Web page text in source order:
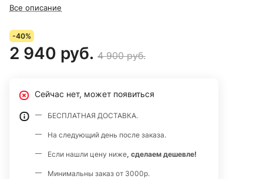
Все описание
-40%
2 940 руб. 4 900 руб.
Сейчас нет, может появиться
БЕСПЛАТНАЯ ДОСТАВКА.
На следующий день после заказа.
Если нашли цену ниже, сделаем дешевле!
Минимальны заказ от 3000р.